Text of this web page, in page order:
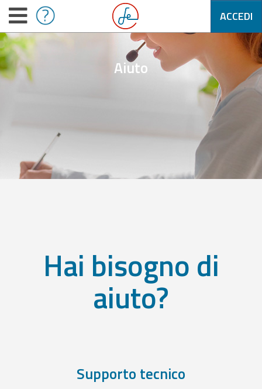
ACCEDI
Aiuto
Hai bisogno di
aiuto?
Supporto tecnico